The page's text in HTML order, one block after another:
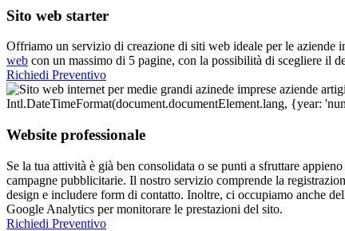
Sito web starter
Offriamo un servizio di creazione di siti web ideale per le aziende
web con un massimo di 5 pagine, con la possibilità di scegliere il
Richiedi Preventivo
Website professionale
Se la tua attività è già ben consolidata o se punti a sfruttare
campagne pubblicitarie. Il nostro servizio comprende la
design e includere form di contatto. Inoltre, ci occupiamo anche
Google Analytics per monitorare le prestazioni del sito.
Richiedi Preventivo